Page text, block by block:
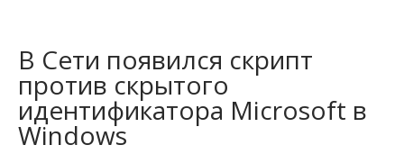
В Сети появился скрипт
против скрытого
идентификатора Microsoft в
Windows